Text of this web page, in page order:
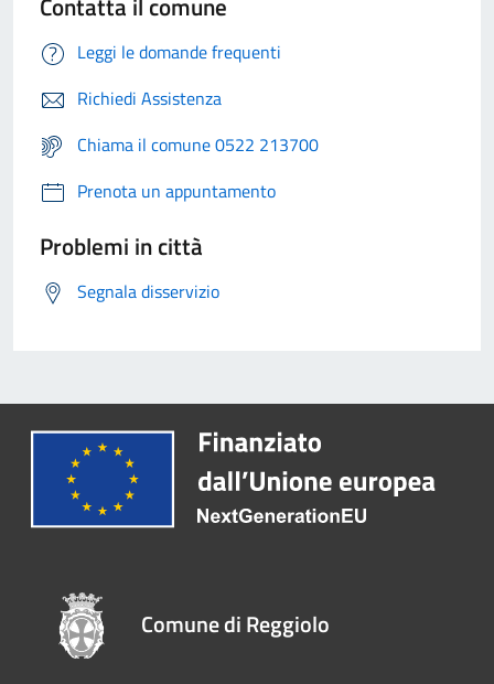
Leggi le domande frequenti
Richiedi Assistenza
Chiama il comune 0522 213700
Prenota un appuntamento
Problemi in città
Segnala disservizio
Comune di Reggiolo